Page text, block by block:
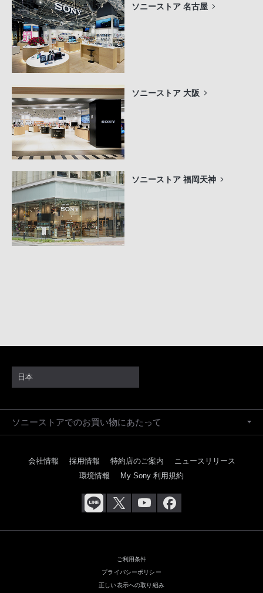
ソニーストア 名古屋
ソニーストア 大阪
ソニーストア 福岡天神
日本
ソニーストアでのお買い物にあたって
会社情報 採用情報 特約店のご案内
ニュースリリース
環境情報
My Sony 利用規約
ご利用条件
プライバシーポリシー
正しい表示への取り組み